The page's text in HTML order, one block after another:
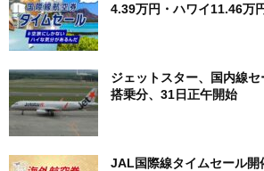
4.39万円・ハワイ11.46万
ジェットスター、国内線
搭乗分、31日正午開始
JAL国際線タイムセール開